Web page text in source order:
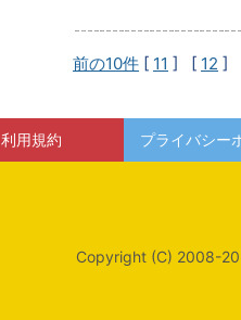
前の10件 [ 11 ] [ 12 ]
利用規約 プライバシー
Copyright (C) 2008-